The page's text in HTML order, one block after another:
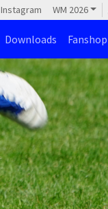
Instagram WM 2026
Downloads Fanshop